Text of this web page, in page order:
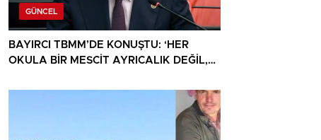
GÜNCEL
BAYIRCI TBMM’DE KONUŞTU: ‘HER
OKULA BİR MESCİT AYRICALIK DEĞİL,